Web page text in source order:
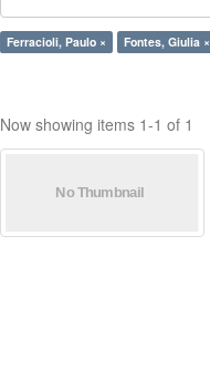
Ferracioli, Paulo × Fontes, Giulia ×
Now showing items 1-1 of 1